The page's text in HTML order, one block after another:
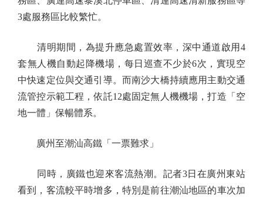
3處服務區比較繁忙。
清明期間，為提升應急處置效率，深中通道啟用4
套無人機自動起降機場，每日巡查不少於6次，實現空
中快速定位與交通引導。而南沙大橋持續應用主動交通
流管控示範工程，依託12處固定無人機機場，打造「空
地一體」保暢體系。
廣州至潮汕高鐵「一票難求」
同時，廣鐵也迎來客流熱潮。記者3日在廣州東站
看到，客流較平時增多，特別是前往潮汕地區的車次加